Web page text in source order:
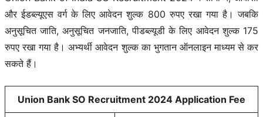
और ईडब्ल्यूएस वर्ग के लिए आवेदन शुल्क 800 रुपए रखा गया है। जबकि
अनुसूचित जाति, अनुसूचित जनजाति, पीडब्ल्यूडी के लिए आवेदन शुल्क 175
रुपए रखा गया है। अभ्यर्थी आवेदन शुल्क का भुगतान ऑनलाइन माध्यम से कर
सकते हैं।
Union Bank SO Recruitment 2024 Application Fee